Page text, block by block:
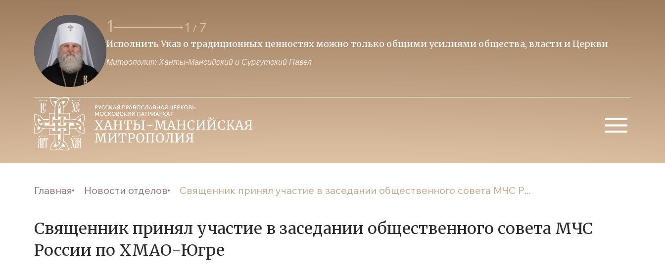
1 1 / 7
Исполнить Указ о традиционных ценностях можно только общими усилиями общества, власти и Церкви
Митрополит Ханты-Мансийский и Сургутский Павел
Главная Новости отделов Священник принял участие в заседании общественного совета МЧС Р...
Священник принял участие в заседании общественного совета МЧС
России по ХМАО-Югре